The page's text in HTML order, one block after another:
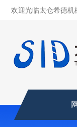
欢迎光临太仓希德机